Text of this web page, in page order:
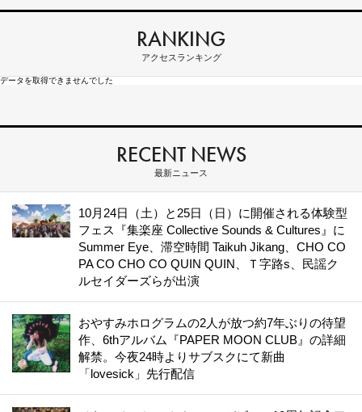
RANKING
アクセスランキング
データを取得できませんでした
RECENT NEWS
最新ニュース
10月24日（土）と25日（日）に開催される体験型
フェス『集楽座 Collective Sounds & Cultures』に
Summer Eye、滞空時間 Taikuh Jikang、CHO CO
PA CO CHO CO QUIN QUIN、Ｔ字路s、民謡ク
ルセイダーズらが出演
おやすみホログラムの2人が放つ約7年ぶりの待望
作、6thアルバム『PAPER MOON CLUB』の詳細
解禁。今夜24時よりサブスクにて新曲
「lovesick」先行配信